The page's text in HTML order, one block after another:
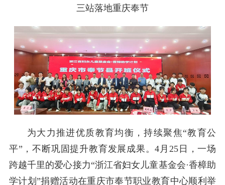
三站落地重庆奉节
为大力推进优质教育均衡，持续聚焦“教育公
平”，不断巩固提升教育发展成果。4月25日，一场
跨越千里的爱心接力“浙江省妇女儿童基金会·香樟助
学计划”捐赠活动在重庆市奉节职业教育中心顺利举